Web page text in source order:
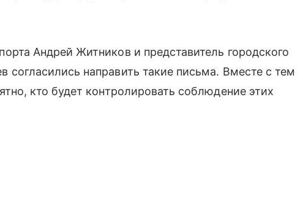
Андрей Житников и представитель городского
согласились направить такие письма. Вместе с тем
кто будет контролировать соблюдение этих